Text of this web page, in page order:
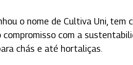
o nome de Cultiva Uni,
compromisso com a
chás e até hortaliças.